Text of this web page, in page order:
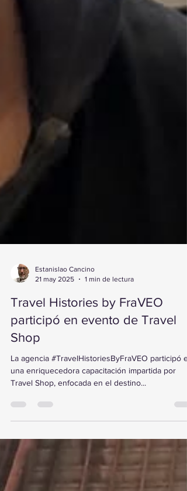
Estanislao Cancino
Travel Histories by FraVEO
participó en evento de Travel
Shop
La agencia #TravelHistoriesByFraVEO participó
una enriquecedora capacitación impartida por